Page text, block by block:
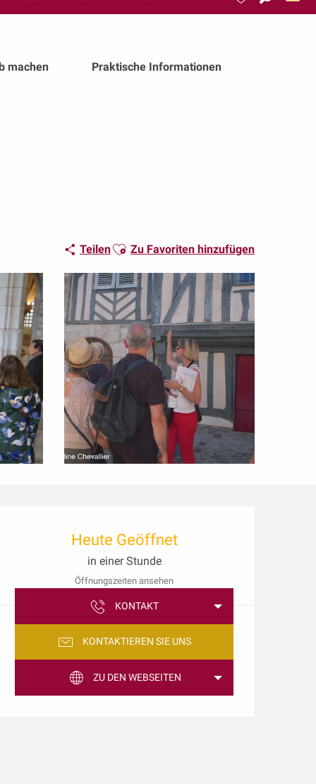
Suche
machen Praktische Informationen
TeilenAjouter aux favoris
Zu Favoriten hinzufügen
Öffnungszeiten &
Heute Geöffnet
in einer Stunde
Öffnungszeiten ansehen
KONTAKT
KONTAKTIEREN SIE UNS
ZU DEN WEBSEITEN